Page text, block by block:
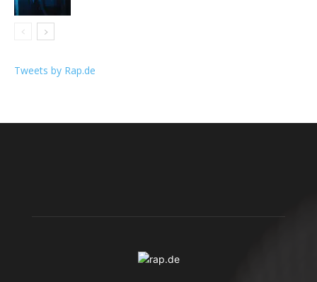
Tweets by Rap.de